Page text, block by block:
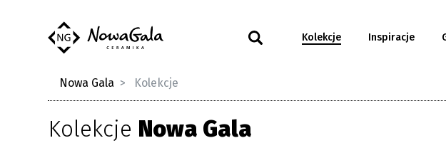
Kolekcje Inspiracje
Nowa Gala Kolekcje
Kolekcje Nowa Gala